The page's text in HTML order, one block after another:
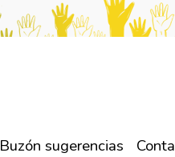
Buzón sugerencias